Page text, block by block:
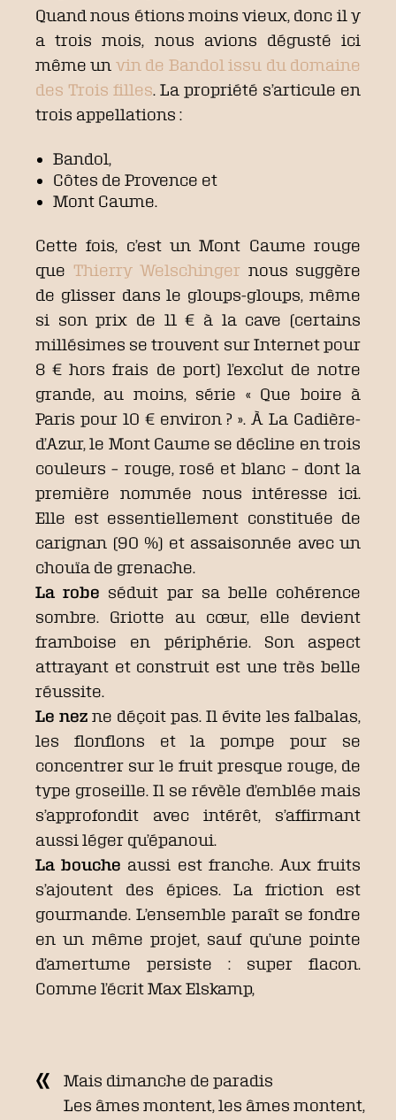
Quand nous étions moins vieux, donc il y
a trois mois, nous avions dégusté ici
même un vin de Bandol issu du domaine
des Trois filles. La propriété s’articule en
trois appellations :
Bandol,
Côtes de Provence et
Mont Caume.
Cette fois, c’est un Mont Caume rouge
que Thierry Welschinger nous suggère
de glisser dans le gloups-gloups, même
si son prix de 11 € à la cave (certains
millésimes se trouvent sur Internet pour
8 € hors frais de port) l’exclut de notre
grande, au moins, série « Que boire à
Paris pour 10 € environ ? ». À La Cadière-
d’Azur, le Mont Caume se décline en trois
couleurs – rouge, rosé et blanc – dont la
première nommée nous intéresse ici.
Elle est essentiellement constituée de
carignan (90 %) et assaisonnée avec un
chouïa de grenache.
La robe séduit par sa belle cohérence
sombre. Griotte au cœur, elle devient
framboise en périphérie. Son aspect
attrayant et construit est une très belle
réussite.
Le nez ne déçoit pas. Il évite les falbalas,
les flonflons et la pompe pour se
concentrer sur le fruit presque rouge, de
type groseille. Il se révèle d’emblée mais
s’approfondit avec intérêt, s’affirmant
aussi léger qu’épanoui.
La bouche aussi est franche. Aux fruits
s’ajoutent des épices. La friction est
gourmande. L’ensemble paraît se fondre
en un même projet, sauf qu’une pointe
d’amertume persiste : super flacon.
Comme l’écrit Max Elskamp,
Mais dimanche de paradis
Les âmes montent, les âmes montent,